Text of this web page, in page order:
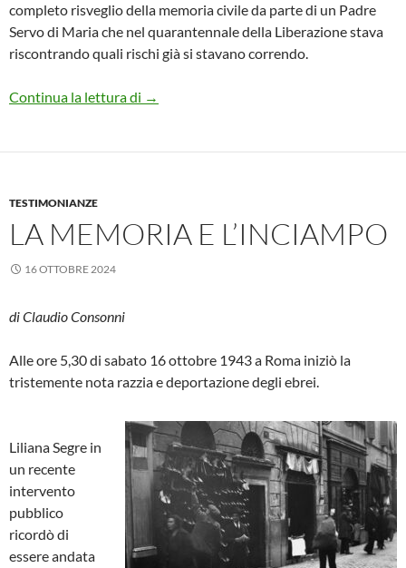
completo risveglio della memoria civile da parte di un Padre
Servo di Maria che nel quarantennale della Liberazione stava
riscontrando quali rischi già si stavano correndo.
Continua la lettura di Verso l’80° della Liberazione
→
TESTIMONIANZE
LA MEMORIA E L’INCIAMPO
16 OTTOBRE 2024
di Claudio Consonni
Alle ore 5,30 di sabato 16 ottobre 1943 a Roma iniziò la
tristemente nota razzia e deportazione degli ebrei.
Liliana Segre in
un recente
intervento
pubblico
ricordò di
essere andata